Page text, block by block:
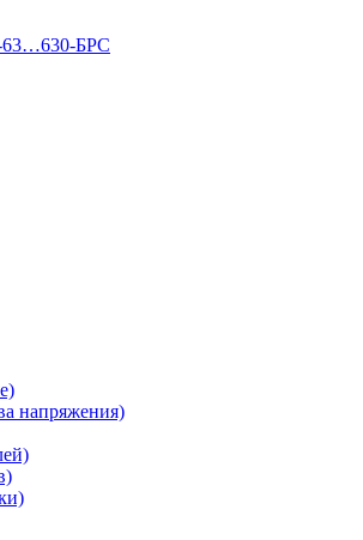
63…630-БРС
напряжения)